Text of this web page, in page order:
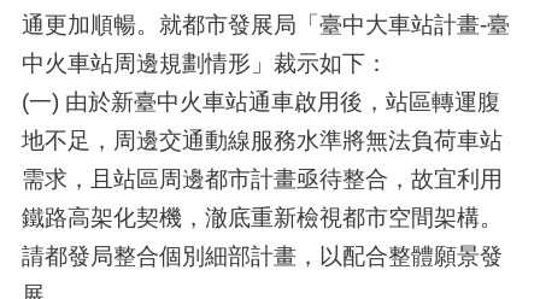
通更加順暢。就都市發展局「臺中大車站計畫-臺
中火車站周邊規劃情形」裁示如下：
(一) 由於新臺中火車站通車啟用後，站區轉運腹
地不足，周邊交通動線服務水準將無法負荷車站
需求，且站區周邊都市計畫亟待整合，故宜利用
鐵路高架化契機，澈底重新檢視都市空間架構。
請都發局整合個別細部計畫，以配合整體願景發